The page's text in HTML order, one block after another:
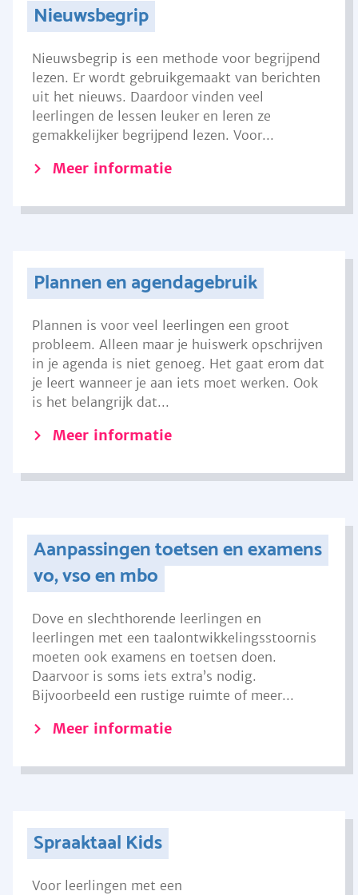
Nieuwsbegrip
Nieuwsbegrip is een methode voor begrijpend
lezen. Er wordt gebruikgemaakt van berichten
uit het nieuws. Daardoor vinden veel
leerlingen de lessen leuker en leren ze
gemakkelijker begrijpend lezen. Voor...
Meer informatie
Plannen en agendagebruik
Plannen is voor veel leerlingen een groot
probleem. Alleen maar je huiswerk opschrijven
in je agenda is niet genoeg. Het gaat erom dat
je leert wanneer je aan iets moet werken. Ook
is het belangrijk dat...
Meer informatie
Aanpassingen toetsen en examens
vo, vso en mbo
Dove en slechthorende leerlingen en
leerlingen met een taalontwikkelingsstoornis
moeten ook examens en toetsen doen.
Daarvoor is soms iets extra’s nodig.
Bijvoorbeeld een rustige ruimte of meer...
Meer informatie
Spraaktaal Kids
Voor leerlingen met een